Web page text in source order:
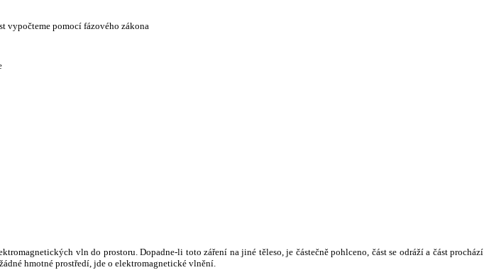
vypočteme pomocí fázového zákona
vln do prostoru. Dopadne-li toto záření na jiné těleso, je částečně pohlceno, část se odráží a část prochází
hmotné prostředí, jde o elektromagnetické vlnění.